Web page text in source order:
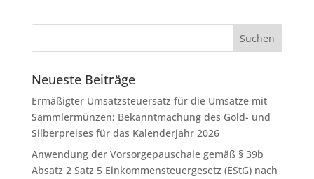
Neueste Beiträge
Ermäßigter Umsatzsteuersatz für die Umsätze mit
Sammlermünzen; Bekanntmachung des Gold- und
Silberpreises für das Kalenderjahr 2026
Anwendung der Vorsorgepauschale gemäß § 39b
Absatz 2 Satz 5 Einkommensteuergesetz (EStG) nach